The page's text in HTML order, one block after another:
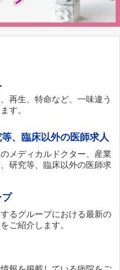
再生、特命など、一味違う
す。
、臨床以外の医師求人
メディカルドクター、産業
研究等、臨床以外の医師求
プ
るグループにおける最新の
ご紹介します。